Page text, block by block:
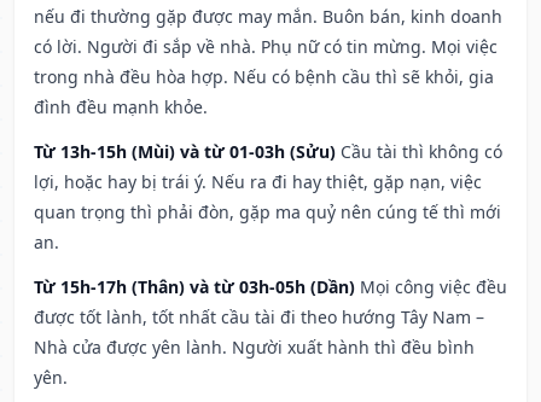
nếu đi thường gặp được may mắn. Buôn bán, kinh doanh
có lời. Người đi sắp về nhà. Phụ nữ có tin mừng. Mọi việc
trong nhà đều hòa hợp. Nếu có bệnh cầu thì sẽ khỏi, gia
đình đều mạnh khỏe.
Từ 13h-15h (Mùi) và từ 01-03h (Sửu) Cầu tài thì không có
lợi, hoặc hay bị trái ý. Nếu ra đi hay thiệt, gặp nạn, việc
quan trọng thì phải đòn, gặp ma quỷ nên cúng tế thì mới
an.
Từ 15h-17h (Thân) và từ 03h-05h (Dần) Mọi công việc đều
được tốt lành, tốt nhất cầu tài đi theo hướng Tây Nam –
Nhà cửa được yên lành. Người xuất hành thì đều bình
yên.